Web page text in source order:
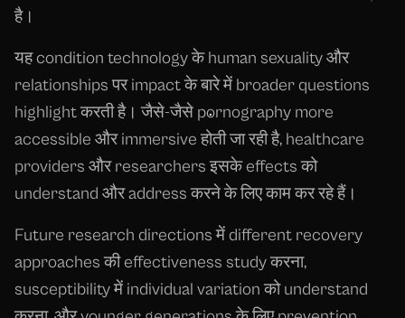
है।
यह condition technology के human sexuality और
relationships पर impact के बारे में broader questions
highlight करती है। जैसे-जैसे pornography more
accessible और immersive होती जा रही है, healthcare
providers और researchers इसके effects को
understand और address करने के लिए काम कर रहे हैं।
Future research directions में different recovery
approaches की effectiveness study करना,
susceptibility में individual variation को understand